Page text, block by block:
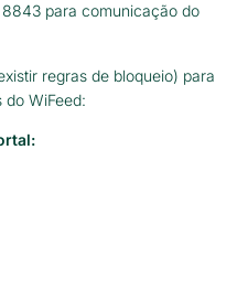
para comunicação do
regras de bloqueio) para
WiFeed: